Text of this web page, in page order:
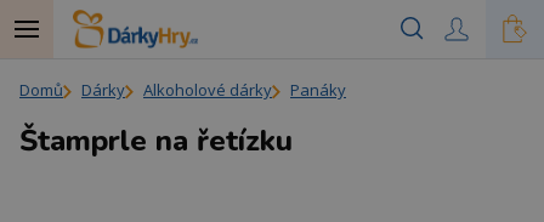
Domů Dárky Alkoholové dárky Panáky
Štamprle na řetízku